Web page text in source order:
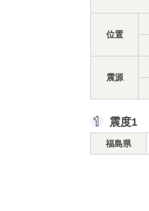
位置
震源
震度1
福島県